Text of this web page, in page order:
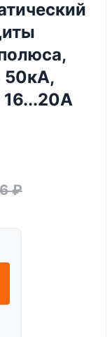
50кА,
16...20А
₽